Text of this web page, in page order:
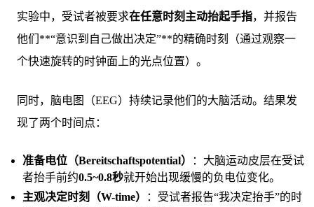
实验中，受试者被要求在任意时刻主动抬起手指，并报告
他们**“意识到自己做出决定”**的精确时刻（通过观察一
个快速旋转的时钟面上的光点位置）。
同时，脑电图（EEG）持续记录他们的大脑活动。结果发
现了两个时间点：
准备电位（Bereitschaftspotential）
：大脑运动皮层在受试
者抬手前约0.5~0.8秒就开始出现缓慢的负电位变化。
主观决定时刻（W-time）
：受试者报告“我决定抬手”的时